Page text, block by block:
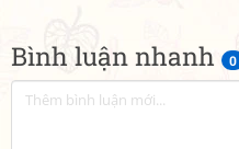
Bình luận nhanh 0